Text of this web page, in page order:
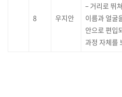
8 우지안
– 거리로 뛰
이름과 얼굴
안으로 편입
과정 자체를